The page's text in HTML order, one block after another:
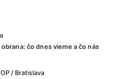
čo dnes vieme a čo nás
/ Bratislava